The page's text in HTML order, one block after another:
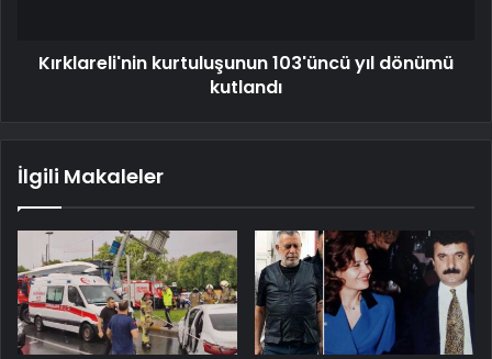
Kırklareli'nin kurtuluşunun 103'üncü yıl dönümü
kutlandı
İlgili Makaleler